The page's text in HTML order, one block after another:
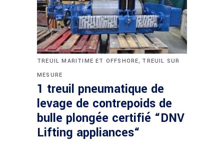
TREUIL MARITIME ET OFFSHORE, TREUIL SUR
MESURE
1 treuil pneumatique de
levage de contrepoids de
bulle plongée certifié “DNV
Lifting appliances“